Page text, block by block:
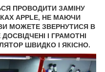
ПРОВОДИТИ ЗАМІНУ
APPLE, НЕ МАЮЧИ
МОЖЕТЕ ЗВЕРНУТИСЯ В
І ГРАМОТНІ
ШВИДКО І ЯКІСНО.